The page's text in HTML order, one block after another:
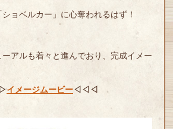
ョベルカー」に心奪われるはず！
アルも着々と進んでおり、完成イメー
イメージムービー◁◁◁